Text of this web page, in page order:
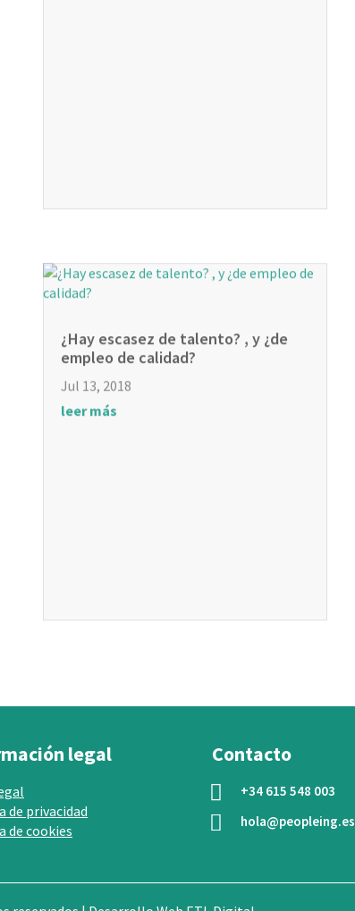
empleo de calidad?
Jul 13, 2018
leer más
legal
de privacidad
de cookies
Contacto
 +34 615 548 003
 hola@peopleing.es